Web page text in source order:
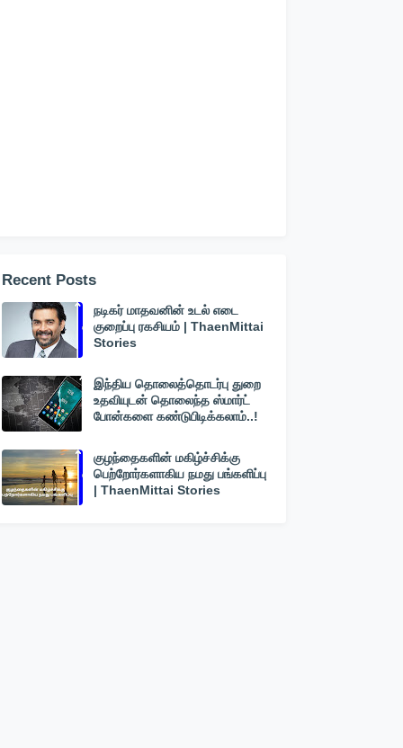
Recent Posts
நடிகர் மாதவனின் உடல் எடை
குறைப்பு ரகசியம் | ThaenMittai
Stories
இந்திய தொலைத்தொடர்பு துறை
உதவியுடன் தொலைந்த ஸ்மார்ட்
போன்களை கண்டுபிடிக்கலாம்..!
குழந்தைகளின் மகிழ்ச்சிக்கு
பெற்றோர்களாகிய நமது பங்களிப்பு
| ThaenMittai Stories